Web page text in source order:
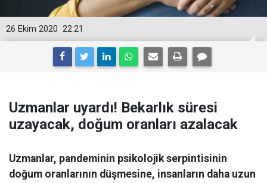
22:21
26 Ekim 2020
Uzmanlar uyardı! Bekarlık süresi
uzayacak, doğum oranları azalacak
Uzmanlar, pandeminin psikolojik serpintisinin
doğum oranlarının düşmesine, insanların daha uzun